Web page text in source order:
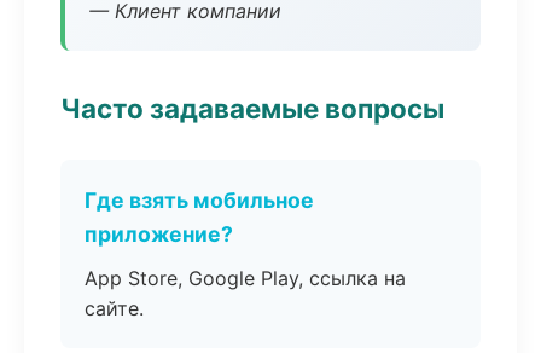
— Клиент компании
Часто задаваемые вопросы
Где взять мобильное
приложение?
App Store, Google Play, ссылка на
сайте.